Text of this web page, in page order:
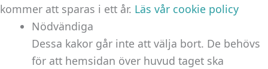
kommer att sparas i ett år. Läs vår cookie policy
Nödvändiga
Dessa kakor går inte att välja bort. De behövs
för att hemsidan över huvud taget ska